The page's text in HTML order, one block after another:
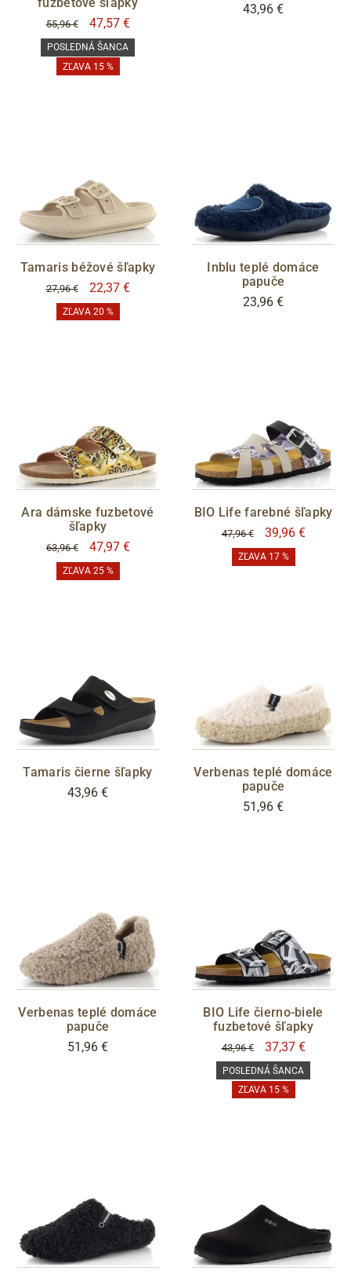
fuzbetové šľapky
55,96 € 47,57 €
POSLEDNÁ ŠANCA
ZĽAVA 15 %
43,96 €
Tamaris béžové šľapky
27,96 € 22,37 €
ZĽAVA 20 %
Inblu teplé domáce
papuče
23,96 €
Ara dámske fuzbetové
šľapky
63,96 € 47,97 €
ZĽAVA 25 %
BIO Life farebné šľapky
47,96 € 39,96 €
ZĽAVA 17 %
Tamaris čierne šľapky
43,96 €
Verbenas teplé domáce
papuče
51,96 €
Verbenas teplé domáce
papuče
51,96 €
BIO Life čierno-biele
fuzbetové šľapky
43,96 € 37,37 €
POSLEDNÁ ŠANCA
ZĽAVA 15 %